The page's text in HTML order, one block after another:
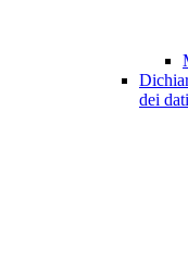
dei dati